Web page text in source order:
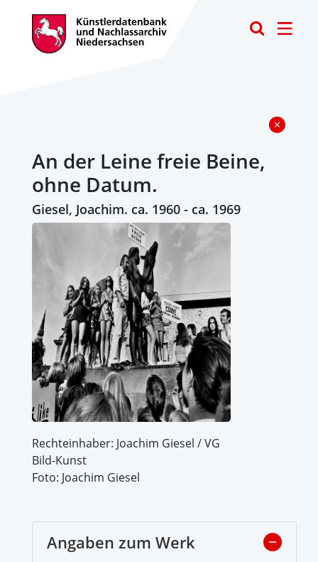
An der Leine freie Beine,
ohne Datum.
Giesel, Joachim. ca. 1960 - ca. 1969
Rechteinhaber: Joachim Giesel / VG
Bild-Kunst
Foto: Joachim Giesel
Angaben zum Werk